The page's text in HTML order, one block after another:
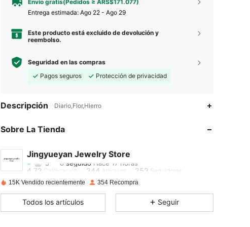
Envío gratis(Pedidos ≥ ARS$171.077)
Entrega estimada: Ago 22 - Ago 29
Este producto está excluido de devolución y
reembolso.
Seguridad en las compras
Pagos seguros
Protección de privacidad
Descripción Diario,Flor,Hierro
Sobre La Tienda
Jingyueyan Jewelry Store
4,72
244
5***0seguidoHace 17 horas
4,72 Calificación 244Artículos 252 Seguidores
4,72 244
252
4,72
4,72
244
252
15K Vendido recientemente 354 Recompra
Todos los artículos Seguir